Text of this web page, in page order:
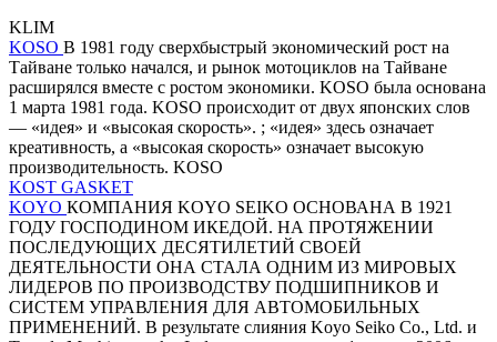
KLIM
KOSO В 1981 году сверхбыстрый экономический рост на
Тайване только начался, и рынок мотоциклов на Тайване
расширялся вместе с ростом экономики. KOSO была основана
1 марта 1981 года. KOSO происходит от двух японских слов
— «идея» и «высокая скорость». ; «идея» здесь означает
креативность, а «высокая скорость» означает высокую
производительность. KOSO
KOST GASKET
KOYO КОМПАНИЯ KOYO SEIKO ОСНОВАНА В 1921
ГОДУ ГОСПОДИНОМ ИКЕДОЙ. НА ПРОТЯЖЕНИИ
ПОСЛЕДУЮЩИХ ДЕСЯТИЛЕТИЙ СВОЕЙ
ДЕЯТЕЛЬНОСТИ ОНА СТАЛА ОДНИМ ИЗ МИРОВЫХ
ЛИДЕРОВ ПО ПРОИЗВОДСТВУ ПОДШИПНИКОВ И
СИСТЕМ УПРАВЛЕНИЯ ДЛЯ АВТОМОБИЛЬНЫХ
ПРИМЕНЕНИЙ. В результате слияния Koyo Seiko Co., Ltd. и